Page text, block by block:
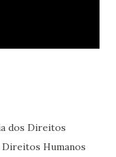
dos Direitos
Direitos Humanos